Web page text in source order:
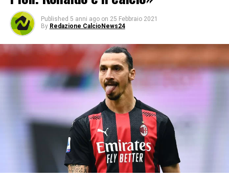
Published 5 anni ago on 25 Febbraio 2021
By Redazione CalcioNews24